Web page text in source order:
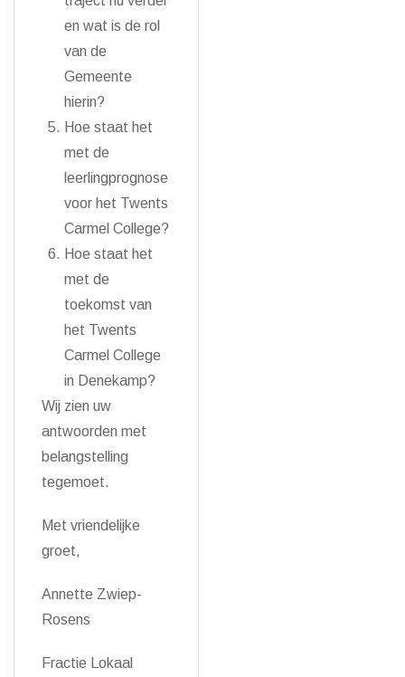
en wat is de rol
van de
Gemeente
hierin?
Hoe staat het
met de
leerlingprognose
voor het Twents
Carmel College?
Hoe staat het
met de
toekomst van
het Twents
Carmel College
in Denekamp?
Wij zien uw
antwoorden met
belangstelling
tegemoet.
Met vriendelijke
groet,
Annette Zwiep-
Rosens
Fractie Lokaal